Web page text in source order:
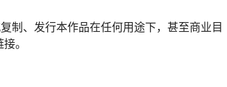
制、发行本作品在任何用途下，甚至商业目
。